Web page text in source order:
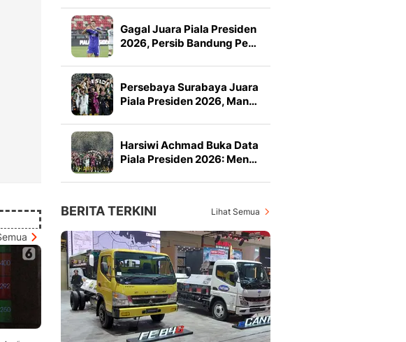
Gagal Juara Piala Presiden
2026, Persib Bandung Pe…
Persebaya Surabaya Juara
Piala Presiden 2026, Man…
Harsiwi Achmad Buka Data
Piala Presiden 2026: Men…
BERITA TERKINI Lihat Semua